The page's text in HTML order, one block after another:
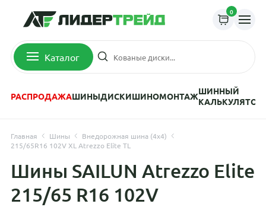
0
Каталог
РАСПРОДАЖАШИНЫДИСКИШИНОМОНТАЖШИННЫЙ
КАЛЬКУЛЯТОР
Главная Шины
Внедорожная шина (4х4)
215/65R16 102V XL Atrezzo Elite TL
Шины SAILUN Atrezzo Elite
215/65 R16 102V